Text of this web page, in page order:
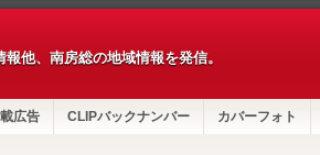
他、南房総の地域情報を発信。
広告 CLIPバックナンバー カバーフォト